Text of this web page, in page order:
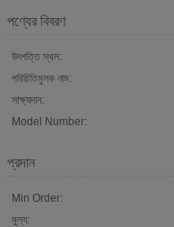
পণ্যের বিবরণ
উৎপত্তি স্থল:
পরিচিতিমুলক নাম:
সাক্ষ্যদান:
Model Number:
প্রদান
Min Order:
মূল্য: